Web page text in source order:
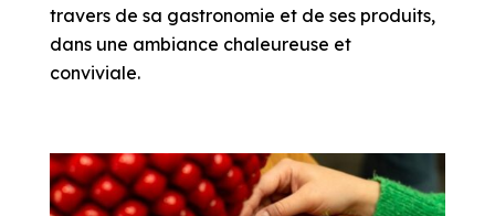
travers de sa gastronomie et de ses produits,
dans une ambiance chaleureuse et
conviviale.